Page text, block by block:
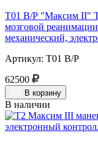
Т01 В/Р "Максим II"
мозговой
механический,
Артикул: Т01 В/Р
62500
В корзину
В наличии